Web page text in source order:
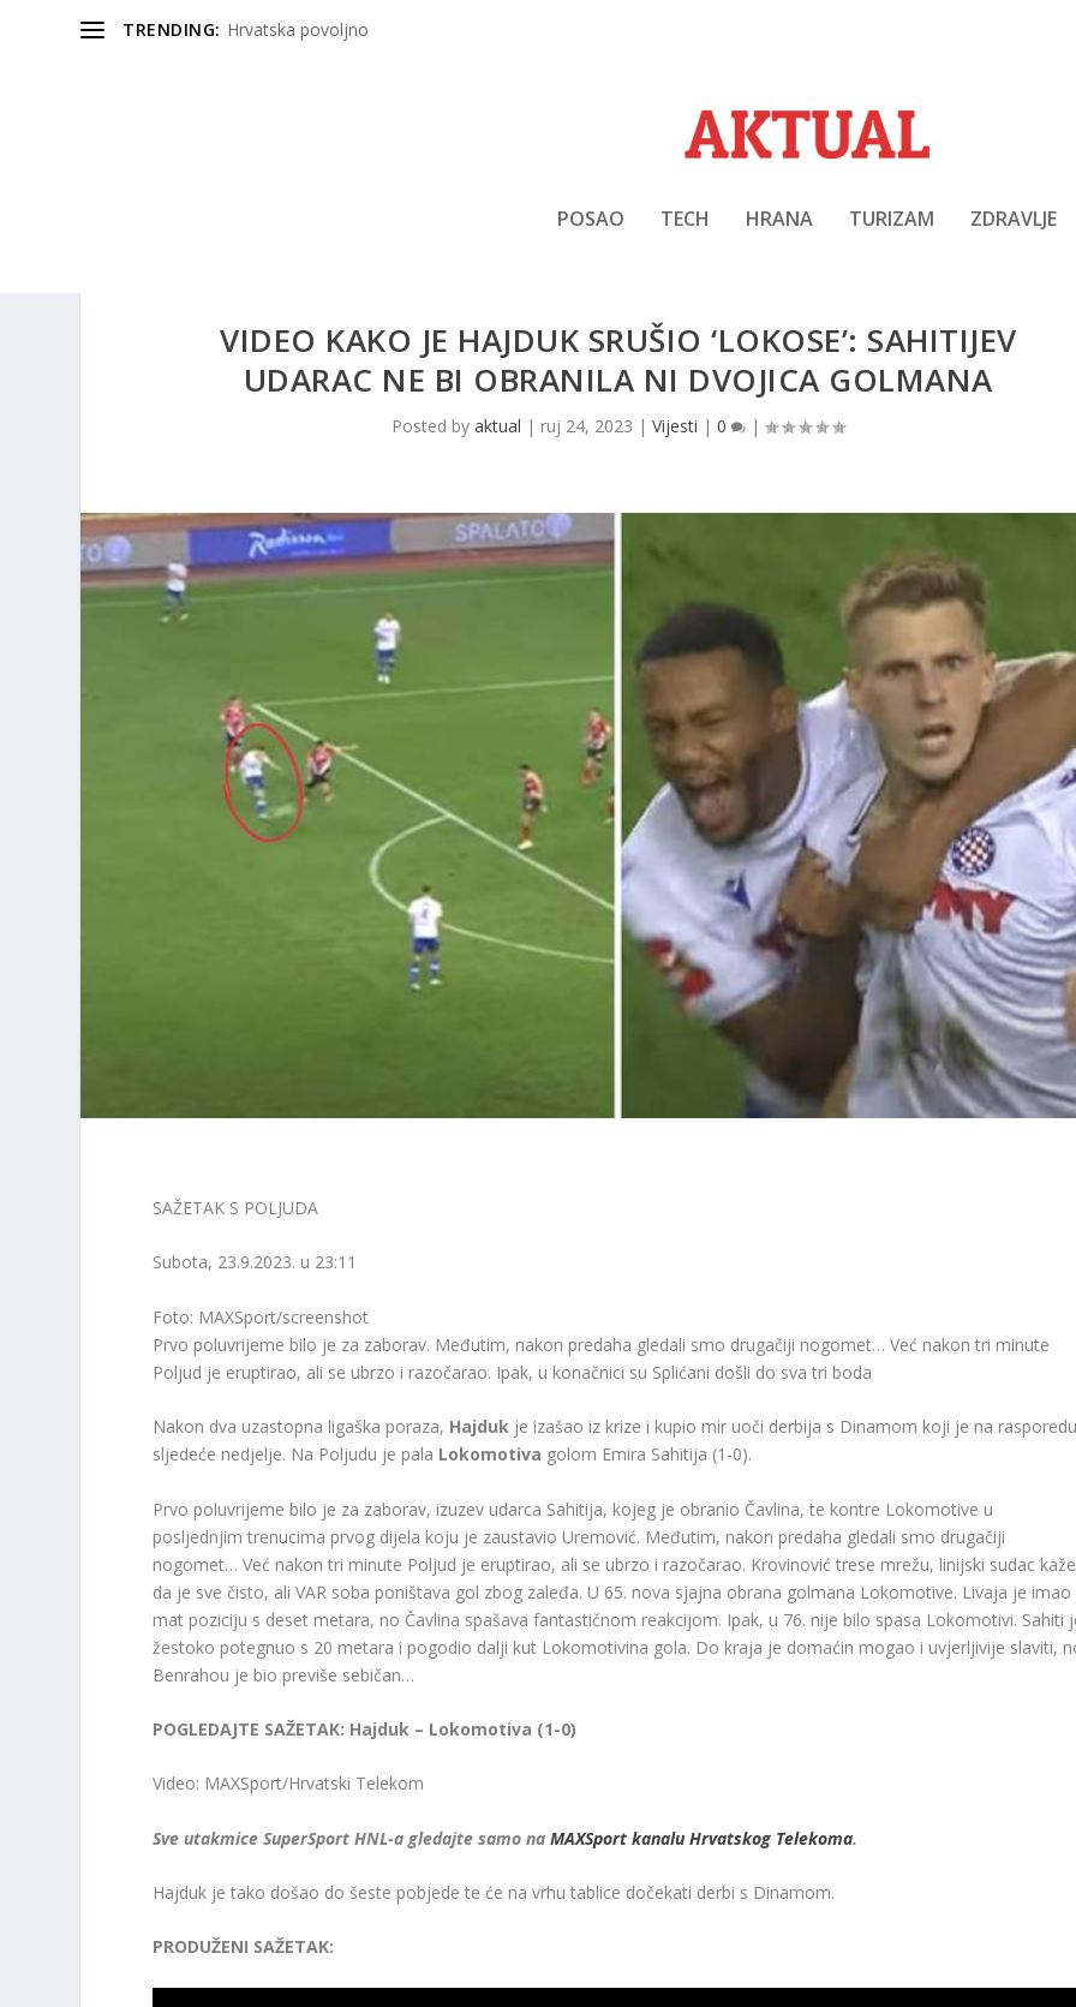
TRENDING: Hrvatska povoljno
POSAO TECH HRANA TURIZAM ZDRAVLJE
VIDEO KAKO JE HAJDUK SRUŠIO ‘LOKOSE’: SAHITIJEV
UDARAC NE BI OBRANILA NI DVOJICA GOLMANA
Posted byaktual | ruj 24, 2023 |Vijesti |0 |
SAŽETAK S POLJUDA
Subota, 23.9.2023. u 23:11
Foto: MAXSport/screenshot
Prvo poluvrijeme bilo je za zaborav. Međutim, nakon predaha gledali smo drugačiji nogomet… Već nakon tri minute
Poljud je eruptirao, ali se ubrzo i razočarao. Ipak, u konačnici su Splićani došli do sva tri boda
Nakon dva uzastopna ligaška poraza, Hajduk je izašao iz krize i kupio mir uoči derbija s Dinamom koji je na
sljedeće nedjelje. Na Poljudu je pala Lokomotiva golom Emira Sahitija (1-0).
Prvo poluvrijeme bilo je za zaborav, izuzev udarca Sahitija, kojeg je obranio Čavlina, te kontre Lokomotive u
posljednjim trenucima prvog dijela koju je zaustavio Uremović. Međutim, nakon predaha gledali smo drugačiji
nogomet… Već nakon tri minute Poljud je eruptirao, ali se ubrzo i razočarao. Krovinović trese mrežu, linijski sudac kaže
da je sve čisto, ali VAR soba poništava gol zbog zaleđa. U 65. nova sjajna obrana golmana Lokomotive. Livaja je imao
mat poziciju s deset metara, no Čavlina spašava fantastičnom reakcijom. Ipak, u 76. nije bilo spasa Lokomotivi. Sahiti
žestoko potegnuo s 20 metara i pogodio dalji kut Lokomotivina gola. Do kraja je domaćin mogao i uvjerljivije slaviti,
Benrahou je bio previše sebičan…
POGLEDAJTE SAŽETAK: Hajduk – Lokomotiva (1-0)
Video: MAXSport/Hrvatski Telekom
Sve utakmice SuperSport HNL-a gledajte samo naMAXSport kanalu Hrvatskog Telekoma.
Hajduk je tako došao do šeste pobjede te će na vrhu tablice dočekati derbi s Dinamom.
PRODUŽENI SAŽETAK: